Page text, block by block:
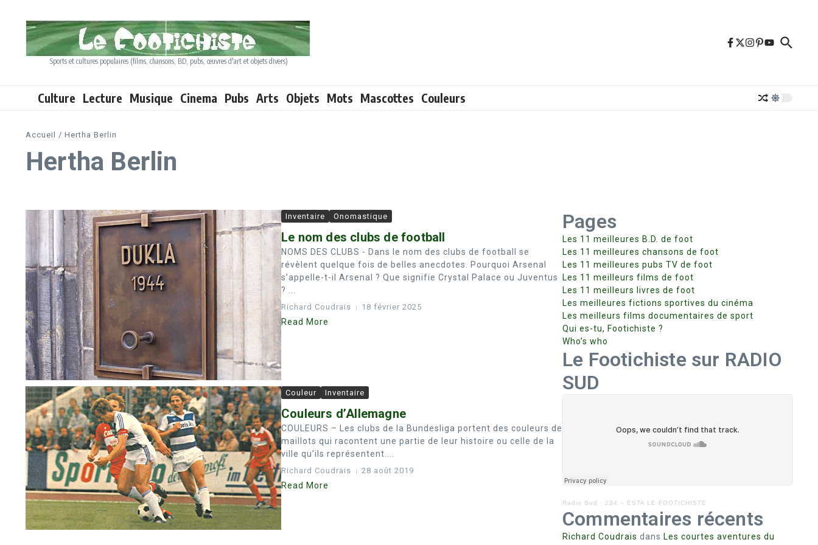
Sports et cultures populaires (films, chansons, BD, pubs, œuvres d'art et objets divers)
Culture Lecture Musique Cinema Pubs Arts Objets Mots Mascottes Couleurs
Accueil / Hertha Berlin
Hertha Berlin
Inventaire Onomastique
Le nom des clubs de football
NOMS DES CLUBS - Dans le nom des clubs de football se
révèlent quelque fois de belles anecdotes. Pourquoi Arsenal
s’appelle-t-il Arsenal ? Que signifie Crystal Palace ou Juventus
? ...
Richard Coudrais 18 février 2025
Read More
Couleur Inventaire
Couleurs d’Allemagne
COULEURS – Les clubs de la Bundesliga portent des couleurs de
maillots qui racontent une partie de leur histoire ou celle de la
ville qu’ils représentent....
Richard Coudrais 28 août 2019
Read More
Pages
Les 11 meilleures B.D. de foot
Les 11 meilleures chansons de foot
Les 11 meilleures pubs TV de foot
Les 11 meilleurs films de foot
Les 11 meilleurs livres de foot
Les meilleures fictions sportives du cinéma
Les meilleurs films documentaires de sport
Qui es-tu, Footichiste ?
Who’s who
Le Footichiste sur RADIO
SUD
Radio Sud · 234 – ESTA LE FOOTICHISTE
Commentaires récents
Richard Coudrais dans Les courtes aventures du